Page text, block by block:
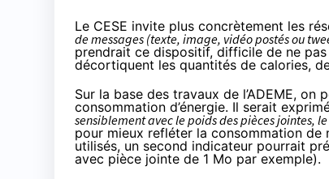
Le CESE invite plus concrètement les
de messages (texte, image, vidéo postés ou
prendrait ce dispositif, difficile de ne
décortiquent les quantités de calories,
Sur la base des travaux de l’ADEME, on
consommation d’énergie. Il serait
sensiblement avec le poids des pièces jointes,
pour mieux refléter la consommation de
utilisés, un second indicateur pourrait
avec pièce jointe de 1 Mo par exemple).